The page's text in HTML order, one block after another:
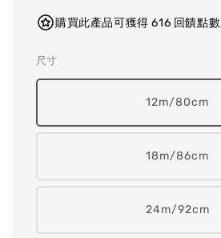
購買此產品可獲得 616 回饋點數
尺寸
12m/80cm
18m/86cm
24m/92cm